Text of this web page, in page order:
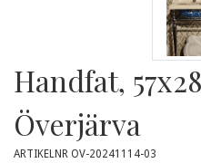
Handfat,
Överjärva
ARTIKELNR OV-20241114-03